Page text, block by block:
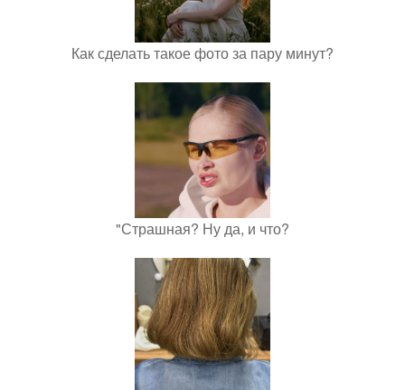
Как сделать такое фото за пару минут?
"Страшная? Ну да, и что?